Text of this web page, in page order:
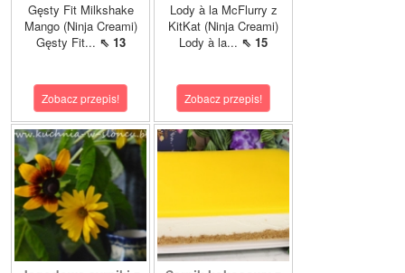
Gęsty Fit Milkshake
Mango (Ninja Creami)
Gęsty Fit... ⇖ 13
Zobacz przepis!
Lody à la McFlurry z
KitKat (Ninja Creami)
Lody à la... ⇖ 15
Zobacz przepis!